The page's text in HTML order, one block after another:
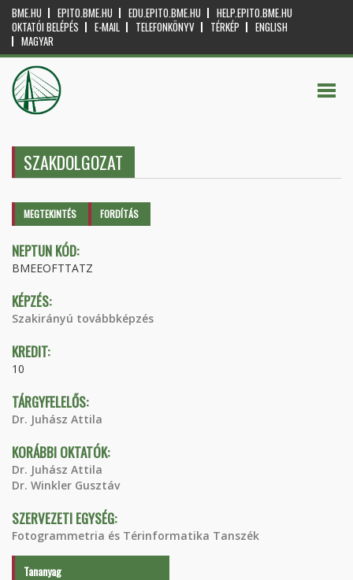
BME.HU EPITO.BME.HU EDU.EPITO.BME.HU
HELP.EPITO.BME.HU
OKTATÓI BELÉPÉS
E-MAIL TELEFONKÖNYV TÉRKÉP
ENGLISH
MAGYAR
SZAKDOLGOZAT
Elsődleges fülek
MEGTEKINTÉS (AKTÍVFORDÍTÁS
NEPTUN KÓD:
BMEEOFTTATZ
KÉPZÉS:
Szakirányú továbbképzés
KREDIT:
10
TÁRGYFELELŐS:
Dr. Juhász Attila
KORÁBBI OKTATÓK:
Dr. Juhász Attila
Dr. Winkler Gusztáv
SZERVEZETI EGYSÉG:
Fotogrammetria és Térinformatika Tanszék
Tananyag